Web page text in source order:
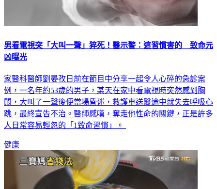
男看電視突「大叫一聲」猝死！醫示警：這習慣害的 致命元
凶曝光
家醫科醫師劉晏孜日前在節目中分享一起令人心碎的急診案
例，一名年約53歲的男子，某天在家中看電視時突然感到胸
悶，大叫了一聲後便當場昏迷，救護車送醫途中就失去呼吸心
跳，最終宣告不治。醫師感嘆，奪走他性命的關鍵，正是許多
人日常容易輕忽的「1致命習慣」。
健康